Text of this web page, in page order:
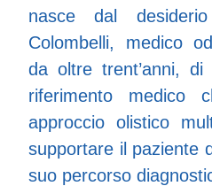
nasce dal
Colombelli, medico
da oltre trent’anni,
riferimento medico
approccio olistico
supportare il paziente
suo percorso